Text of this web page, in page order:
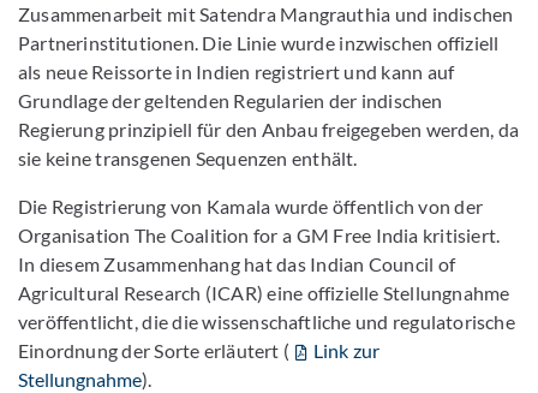
Zusammenarbeit mit Satendra Mangrauthia und indischen
Partnerinstitutionen. Die Linie wurde inzwischen offiziell
als neue Reissorte in Indien registriert und kann auf
Grundlage der geltenden Regularien der indischen
Regierung prinzipiell für den Anbau freigegeben werden, da
sie keine transgenen Sequenzen enthält.
Die Registrierung von Kamala wurde öffentlich von der
Organisation The Coalition for a GM Free India kritisiert.
In diesem Zusammenhang hat das Indian Council of
Agricultural Research (ICAR) eine offizielle Stellungnahme
veröffentlicht, die die wissenschaftliche und regulatorische
Einordnung der Sorte erläutert (
Link zur
Stellungnahme).